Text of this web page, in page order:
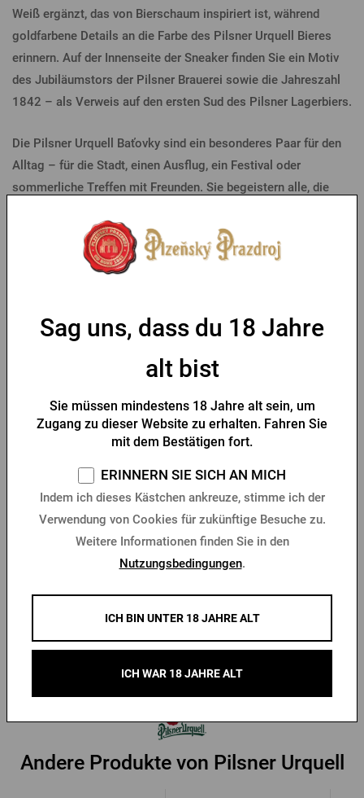
Weiß ergänzt, das von Bierschaum inspiriert ist, während
goldfarbene Details an die Farbe des Pilsner Urquell Bieres
erinnern. Auf der Innenseite der Sneaker finden Sie ein Motiv
des Jubiläumstors der Pilsner Brauerei sowie die Jahreszahl
1842 – als Verweis auf den ersten Sud des Pilsner Lagerbiers.
Die Pilsner Urquell Baťovky sind ein besonderes Paar für den
Alltag – für die Stadt, einen Ausflug, ein Festival oder
sommerliche Treffen mit Freunden. Sie begeistern alle, die
Produkte mit einer eigenen Geschichte schätzen.
Die Pilsner Urquell Baťovky sind
Das könnte Sie interessieren
Baťovky Pilsner Urquell
Kaufen
Schuhe Proud x Botas
122,58 €
Andere Produkte von Pilsner Urquell
Sag uns, dass du 18 Jahre
alt bist
Sie müssen mindestens 18 Jahre alt sein, um
Zugang zu dieser Website zu erhalten. Fahren Sie
mit dem Bestätigen fort.
ERINNERN SIE SICH AN MICH
Indem ich dieses Kästchen ankreuze, stimme ich der
Verwendung von Cookies für zukünftige Besuche zu.
Weitere Informationen finden Sie in den
Nutzungsbedingungen.
ICH BIN UNTER 18 JAHRE ALT
ICH WAR 18 JAHRE ALT